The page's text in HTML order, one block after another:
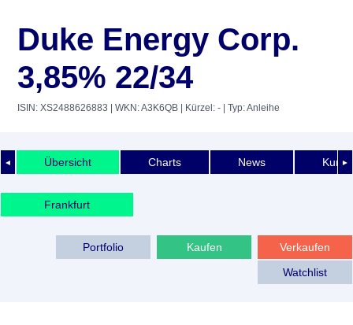
Duke Energy Corp.
3,85% 22/34
ISIN: XS2488626883 | WKN: A3K6QB | Kürzel: - | Typ: Anleihe
◄ ►
Übersicht Charts News
Frankfurt
Verkaufen
Kaufen
Portfolio
Watchlist